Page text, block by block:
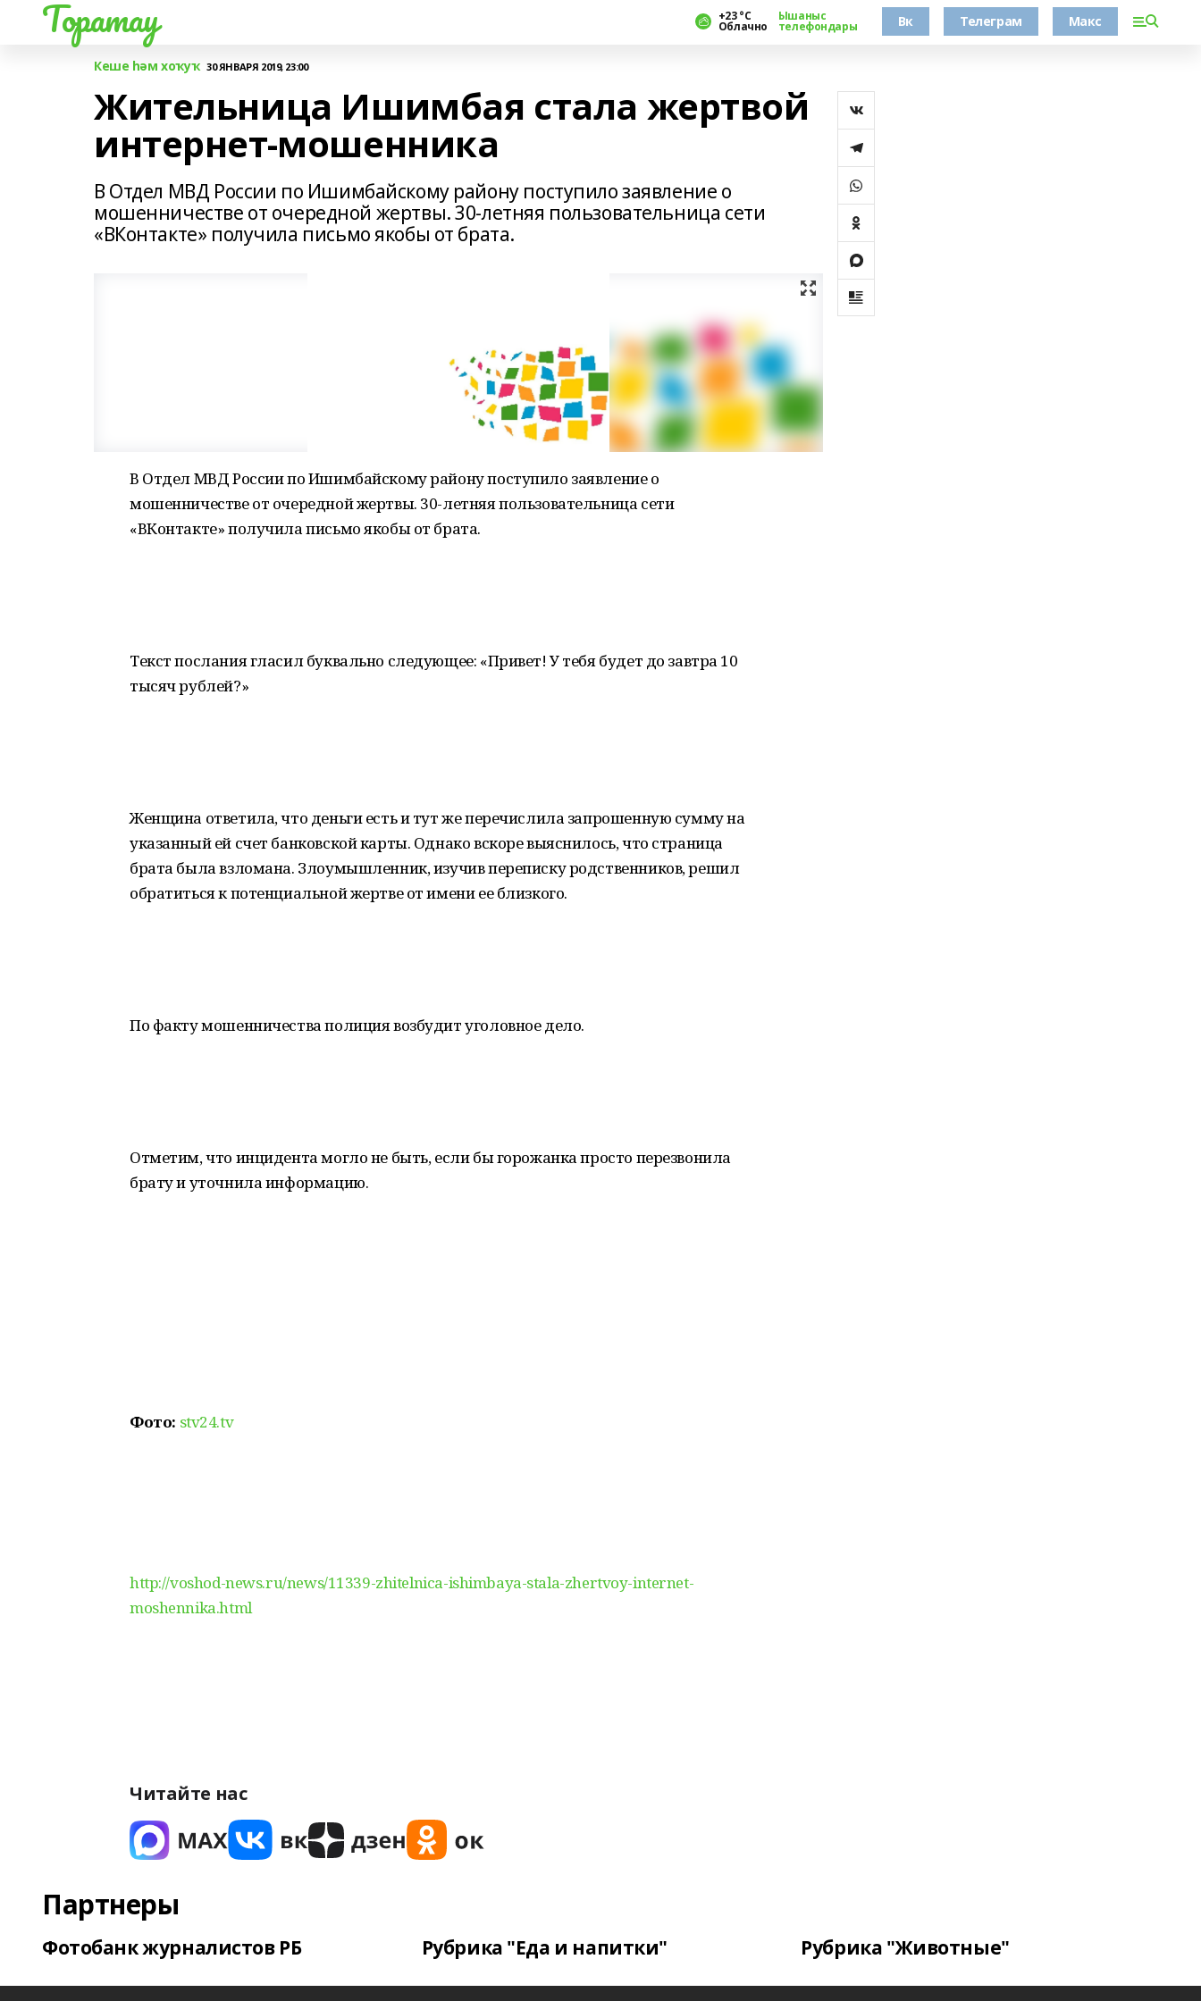
Торатау +23 °С
Облачно
Ышаныс
телефондары Вк Телеграм Макс
Кеше һәм хоҡуҡ 30 ЯНВАРЯ 2019, 23:00
Жительница Ишимбая стала жертвой
интернет-мошенника
В Отдел МВД России по Ишимбайскому району поступило заявление о
мошенничестве от очередной жертвы. 30-летняя пользовательница сети
«ВКонтакте» получила письмо якобы от брата.
В Отдел МВД России по Ишимбайскому району поступило заявление о
мошенничестве от очередной жертвы. 30-летняя пользовательница сети
«ВКонтакте» получила письмо якобы от брата.
Текст послания гласил буквально следующее: «Привет! У тебя будет до завтра 10
тысяч рублей?»
Женщина ответила, что деньги есть и тут же перечислила запрошенную сумму на
указанный ей счет банковской карты. Однако вскоре выяснилось, что страница
брата была взломана. Злоумышленник, изучив переписку родственников, решил
обратиться к потенциальной жертве от имени ее близкого.
По факту мошенничества полиция возбудит уголовное дело.
Отметим, что инцидента могло не быть, если бы горожанка просто перезвонила
брату и уточнила информацию.
Фото: stv24.tv
http://voshod-news.ru/news/11339-zhitelnica-ishimbaya-stala-zhertvoy-internet-
moshennika.html
Читайте нас
Партнеры
Фотобанк журналистов РБ Рубрика "Еда и напитки" Рубрика "Животные"